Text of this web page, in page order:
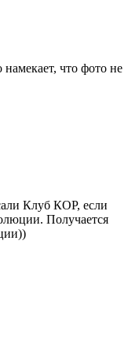
что фото не
Клуб КОР, если
Получается